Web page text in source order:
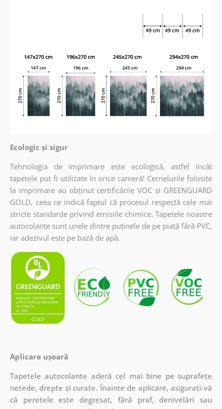
Ecologic și sigur
Tehnologia de imprimare este ecologică, astfel încât
tapetele pot fi utilizate în orice cameră! Cernelurile folosite
la imprimare au obținut certificările VOC și GREENGUARD
GOLD, ceea ce indică faptul că procesul respectă cele mai
stricte standarde privind emisiile chimice. Tapetele noastre
autocolante sunt unele dintre puținele de pe piață fără PVC,
iar adezivul este pe bază de apă.
Aplicare ușoară
Tapetele autocolante aderă cel mai bine pe suprafețe
netede, drepte și curate. Înainte de aplicare, asigurați-vă
că peretele este degresat, fără praf, denivelări sau